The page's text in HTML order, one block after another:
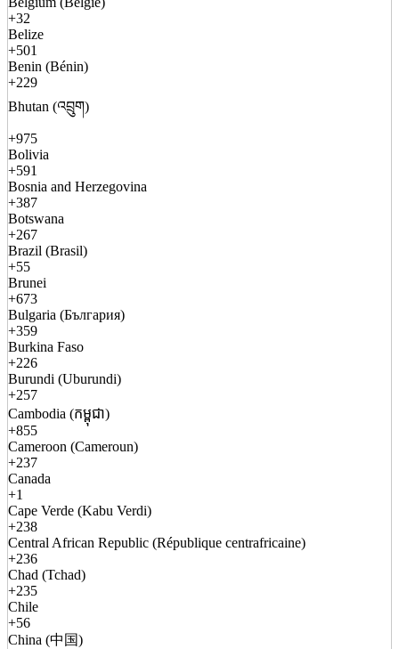
+32
Belize
+501
Benin (Bénin)
+229
Bhutan (འབྲུག)
+975
Bolivia
+591
Bosnia and Herzegovina
+387
Botswana
+267
Brazil (Brasil)
+55
Brunei
+673
Bulgaria (България)
+359
Burkina Faso
+226
Burundi (Uburundi)
+257
Cambodia (កម្ពុជា)
+855
Cameroon (Cameroun)
+237
Canada
+1
Cape Verde (Kabu Verdi)
+238
Central African Republic (République centrafricaine)
+236
Chad (Tchad)
+235
Chile
+56
China (中国)